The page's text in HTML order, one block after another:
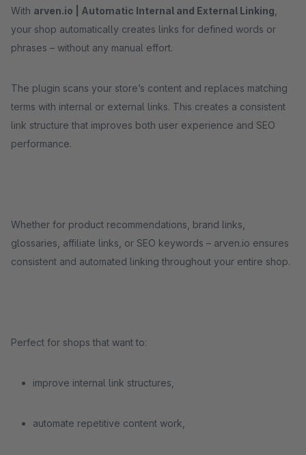
With arven.io | Automatic Internal and External Linking
your shop automatically creates links for defined words or
phrases – without any manual effort.
The plugin scans your store’s content and replaces matching
terms with internal or external links. This creates a consistent
link structure that improves both user experience and SEO
performance.
Whether for product recommendations, brand links,
glossaries, affiliate links, or SEO keywords – arven.io ensures
consistent and automated linking throughout your entire shop.
Perfect for shops that want to:
improve internal link structures,
automate repetitive content work,